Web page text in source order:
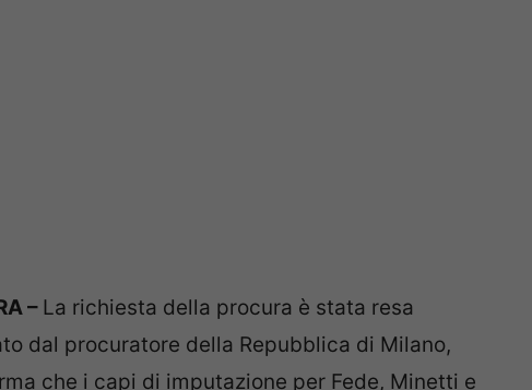
– La richiesta della procura è stata resa
dal procuratore della Repubblica di Milano,
che i capi di imputazione per Fede, Minetti e